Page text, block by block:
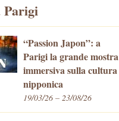
Parigi
“Passion Japon”: a
Parigi la grande mostra
immersiva sulla cultura
nipponica
19/03/26 – 23/08/26